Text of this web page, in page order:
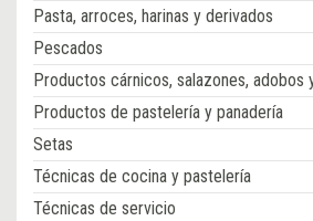
Pasta, arroces, harinas y derivados
Pescados
Productos cárnicos, salazones, adobos
Productos de pastelería y panadería
Setas
Técnicas de cocina y pastelería
Técnicas de servicio